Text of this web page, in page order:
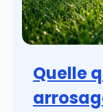
Quelle